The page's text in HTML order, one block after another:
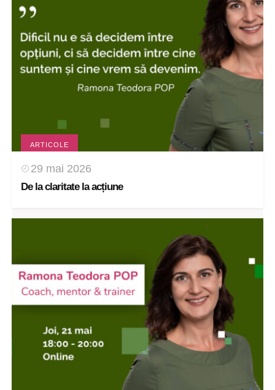
ARTICOLE
29 mai 2026
De la claritate la acțiune